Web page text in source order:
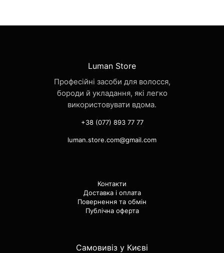
Luman Store
Професійні засоби для волосся,
бороди й укладання, які легко
використовувати вдома.
+38 (077) 893 77 77
luman.store.com@gmail.com
Контакти
Доставка і оплата
Повернення та обмін
Публічна оферта
Самовивіз у Києві